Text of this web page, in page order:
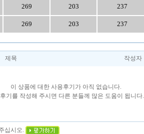
269 203 237
269 203 237
제목 작성자
이 상품에 대한 사용후기가 아직 없습니다.
기를 작성해 주시면 다른 분들께 많은 도움이 됩니다.
십시오.